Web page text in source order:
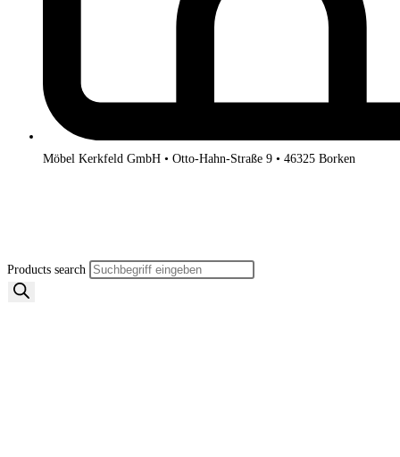
Möbel Kerkfeld GmbH • Otto-Hahn-Straße 9 • 46325 Borken
Products search